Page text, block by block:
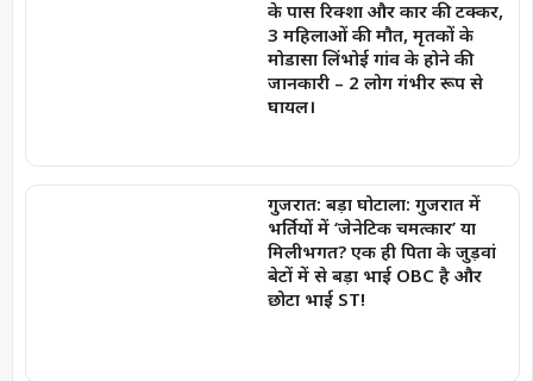
के पास रिक्शा और कार की टक्कर,
3 महिलाओं की मौत, मृतकों के
मोडासा लिंभोई गांव के होने की
जानकारी – 2 लोग गंभीर रूप से
घायल।
गुजरात: बड़ा घोटाला: गुजरात में
भर्तियों में ‘जेनेटिक चमत्कार’ या
मिलीभगत? एक ही पिता के जुड़वां
बेटों में से बड़ा भाई OBC है और
छोटा भाई ST!